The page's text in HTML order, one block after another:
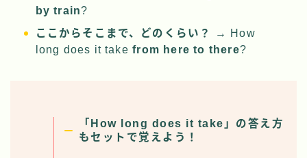
by train?
ここからそこまで、どのくらい？
→ How
long does it takefrom here to there?
「How long does it take」の答え方
もセットで覚えよう！